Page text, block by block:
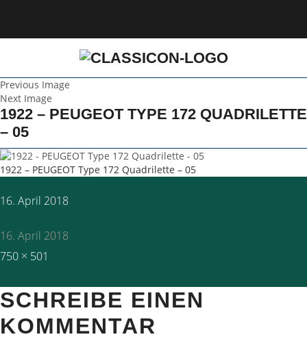
Previous Image
Next Image
1922 – PEUGEOT TYPE 172 QUADRILETTE
– 05
1922 – PEUGEOT Type 172 Quadrilette – 05
Posted
16. April 2018
16. April 2018
Full
750 × 501
SCHREIBE EINEN
KOMMENTAR